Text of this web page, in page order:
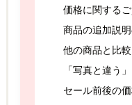
価格に関する
商品の追加説
他の商品と比
「写真と違う
セール前後の